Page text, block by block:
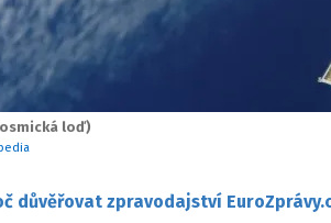
loď)
důvěřovat zpravodajství